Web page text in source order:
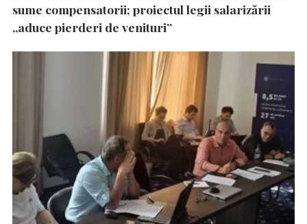
sume compensatorii; proiectul legii salarizării
„aduce pierderi de venituri”